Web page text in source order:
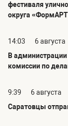
фестиваля
округа
14:03
6 августа
В
комиссии по
9:39
6 августа
Саратовцы